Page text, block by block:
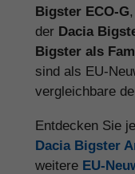
Bigster ECO-G
der Dacia
Bigster als
sind als EU-
vergleichbare
Entdecken Sie
Dacia Bigster
weitere EU-